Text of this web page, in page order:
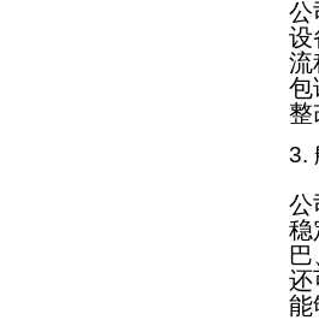
公
设
流
包
整
3.
公
稳
巴
还
能